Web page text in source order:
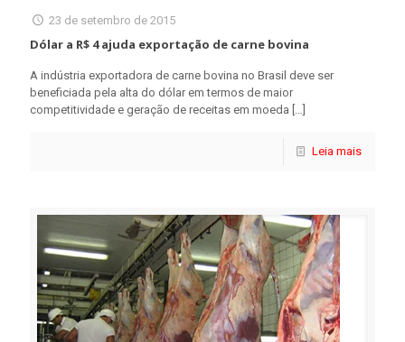
23 de setembro de 2015
Dólar a R$ 4 ajuda exportação de carne bovina
A indústria exportadora de carne bovina no Brasil deve ser
beneficiada pela alta do dólar em termos de maior
competitividade e geração de receitas em moeda […]
Leia mais